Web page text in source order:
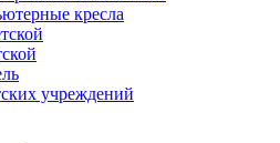
кресла
учреждений